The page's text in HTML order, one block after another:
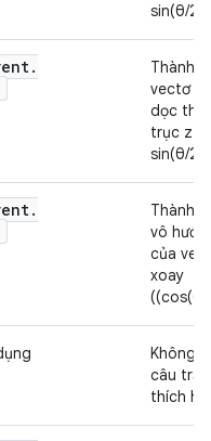
sin(θ/
.
Thành
vectơ
dọc
trục z
sin(θ/
.
Thành
vô
của
xoay
((cos(θ/
Không
câu trả
thích